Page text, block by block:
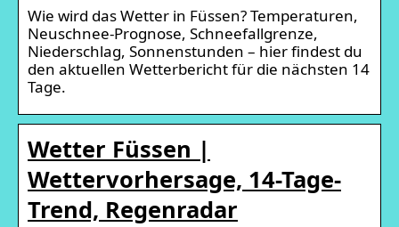
Wie wird das Wetter in Füssen? Temperaturen,
Neuschnee-Prognose, Schneefallgrenze,
Niederschlag, Sonnenstunden – hier findest du
den aktuellen Wetterbericht für die nächsten 14
Tage.
Wetter Füssen |
Wettervorhersage, 14-Tage-
Trend, Regenradar